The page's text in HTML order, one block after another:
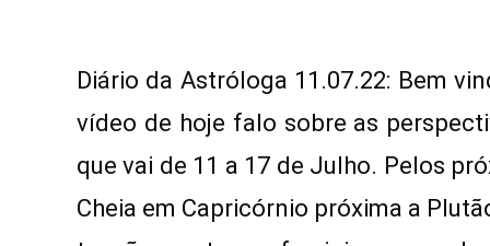
Diário da Astróloga 11.07.22: Bem
vídeo de hoje falo sobre as
que vai de 11 a 17 de Julho. Pelos
Cheia em Capricórnio próxima a